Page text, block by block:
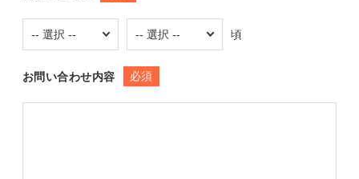
頃
お問い合わせ内容 必須